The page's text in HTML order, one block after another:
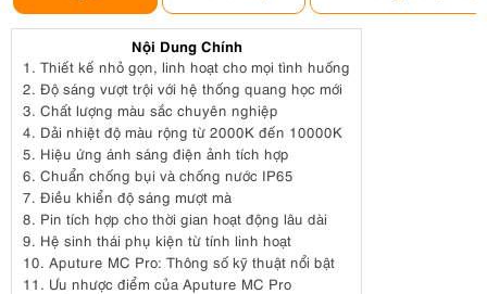
Nội Dung Chính
1. Thiết kế nhỏ gọn, linh hoạt cho mọi tình huống
2. Độ sáng vượt trội với hệ thống quang học mới
3. Chất lượng màu sắc chuyên nghiệp
4. Dải nhiệt độ màu rộng từ 2000K đến 10000K
5. Hiệu ứng ánh sáng điện ảnh tích hợp
6. Chuẩn chống bụi và chống nước IP65
7. Điều khiển độ sáng mượt mà
8. Pin tích hợp cho thời gian hoạt động lâu dài
9. Hệ sinh thái phụ kiện từ tính linh hoạt
10. Aputure MC Pro: Thông số kỹ thuật nổi bật
11. Ưu nhược điểm của Aputure MC Pro